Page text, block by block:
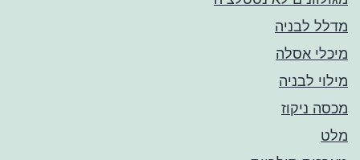
מדלל לבניה
מיכלי אסלה
מילוי לבניה
מכסה ניקוז
מלט